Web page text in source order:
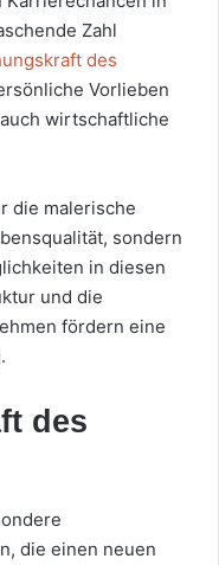
Zahl
des
Vorlieben
wirtschaftliche
die malerische
sondern
in diesen
und die
fördern eine
des
die einen neuen